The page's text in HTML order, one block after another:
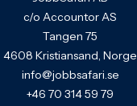
c/o Accountor AS
Tangen 75
4608 Kristiansand, Norge
info@jobbsafari.se
+46 70 314 59 79